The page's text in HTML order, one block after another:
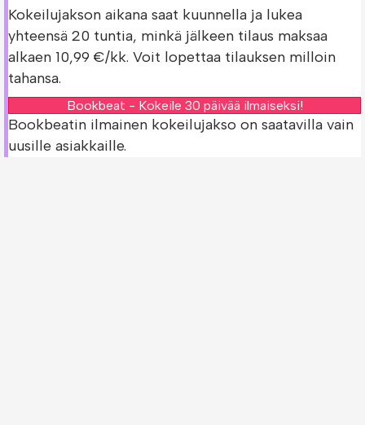
Kokeilujakson aikana saat kuunnella ja lukea
yhteensä 20 tuntia, minkä jälkeen tilaus maksaa
alkaen 10,99 €/kk. Voit lopettaa tilauksen milloin
tahansa.
Bookbeat - Kokeile 30 päivää ilmaiseksi!
Bookbeatin ilmainen kokeilujakso on saatavilla vain
uusille asiakkaille.